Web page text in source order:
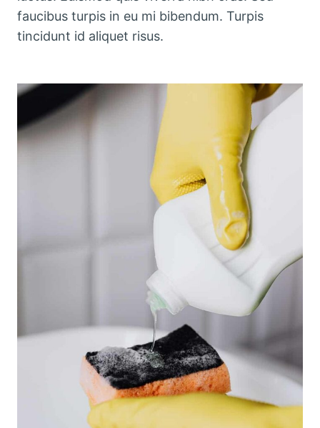
faucibus turpis in eu mi bibendum. Turpis
tincidunt id aliquet risus.